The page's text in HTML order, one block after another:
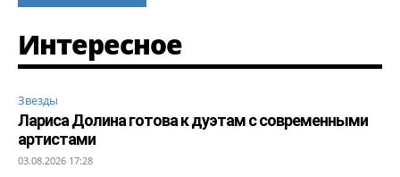
Интересное
Звезды
Лариса Долина готова к дуэтам с современными
артистами
03.08.2026 17:28